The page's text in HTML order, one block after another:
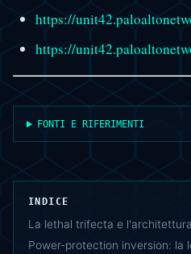
https://
https://
FONTI E RIFERIMENTI
INDICE
La lethal trifecta e
Power-protection inversion: la